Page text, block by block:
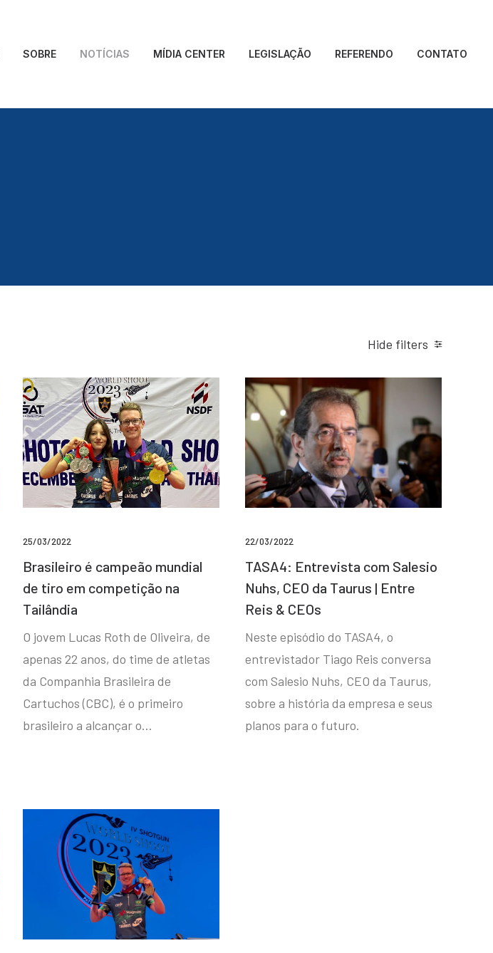
SOBRE NOTÍCIAS MÍDIA CENTER LEGISLAÇÃO REFERENDO CONTATO
Hide filters
25/03/2022
Brasileiro é campeão mundial
de tiro em competição na
Tailândia
O jovem Lucas Roth de Oliveira, de
apenas 22 anos, do time de atletas
da Companhia Brasileira de
Cartuchos (CBC), é o primeiro
brasileiro a alcançar o…
22/03/2022
TASA4: Entrevista com Salesio
Nuhs, CEO da Taurus | Entre
Reis & CEOs
Neste episódio do TASA4, o
entrevistador Tiago Reis conversa
com Salesio Nuhs, CEO da Taurus,
sobre a história da empresa e seus
planos para o futuro.